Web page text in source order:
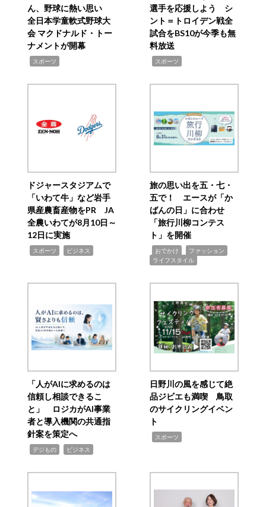
ん、野球に熱い思い
全日本学童軟式野球大
会 マクドナルド・トー
ナメントが開幕
スポーツ
選手を応援しよう シ
ント＝トロイデン戦全
試合をBS10が今季も無
料放送
スポーツ
ドジャースタジアムで
「いわて牛」など岩手
県産農畜産物をPR JA
全農いわてが8月10日～
12日に実施
スポーツ ビジネス
旅の思い出を五・七・
五で！ エースが「か
ばんの日」に合わせ
「旅行川柳コンテス
ト」を開催
おでかけ ファッション
ライフスタイル
「人がAIに求めるのは
信頼し相談できるこ
と」 ロジカがAI事業
者と導入機関の共通指
針案を策定へ
デジもの ビジネス
日野川の風を感じて絶
品ジビエも満喫 鳥取
のサイクリングイベン
ト
スポーツ